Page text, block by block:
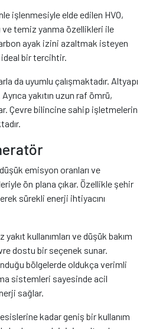
işlenmesiyle elde edilen HVO,
temiz yanma özellikleri ile
ayak izini azaltmak isteyen
bir tercihtir.
da uyumlu çalışmaktadır. Altyapı
yakıtın uzun raf ömrü,
Çevre bilincine sahip işletmelerin
emisyon oranları ve
ön plana çıkar. Özellikle şehir
sürekli enerji ihtiyacını
kullanımları ve düşük bakım
dostu bir seçenek sunar.
bölgelerde oldukça verimli
sistemleri sayesinde acil
sağlar.
kadar geniş bir kullanım